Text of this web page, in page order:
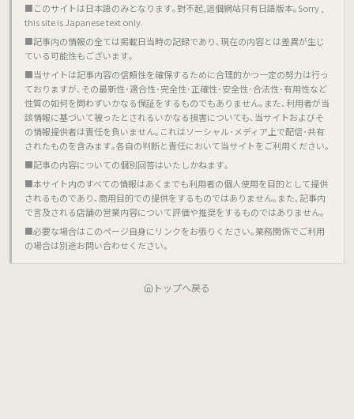
■このサイトは日本語のみとなります｡對不起,這個網站只有日語版本｡Sorry ,
this site is Japanese text only.
■記事内の情報の全ては掲載日当時の記録であり､現在の内容とは差異が生じ
ている可能性もございます｡
■当サイトは記事内容の信頼性を確保するために合理的かつ一定の努力は行っ
ておりますが､その最新性･適合性･完全性･正確性･安全性･合法性･有用性など
性質の如何を問わずいかなる保証をするものでもありません｡また､利用者が当
該情報に基づいて被ったとされるいかなる損害についても､当サイトおよびそ
の情報提供者は責任を負いません｡これはソーシャル･メディア上で配信･共有
されたものを含みます｡各自の判断と責任において当サイトをご利用ください｡
■記事の内容についての個別回答はいたしかねます｡
■本サイト内のすべての情報はあくまでも利用者の個人使用を目的として提供
されるものであり､商用目的での提供をするものではありません｡また､記事内
で言及される店舗の営業内容について評価や推奨をするものではありません｡
■必要な場合はこのページ自身にリンクをお張りください｡業務関係でご利用
の場合は別途お問い合わせください｡
トップへ戻る